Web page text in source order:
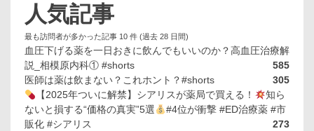
人気記事
最も訪問者が多かった記事 10 件 (過去 28 日間)
血圧下げる薬を一日おきに飲んでもいいのか？高血圧治療解
説_相模原内科① #shorts
585
医師は薬は飲まない？これホント？#shorts
305
【2025年ついに解禁】シアリスが薬局で買える！
知ら
ないと損する“価格の真実”5選
#4位が衝撃 #ED治療薬 #市
販化 #シアリス
273